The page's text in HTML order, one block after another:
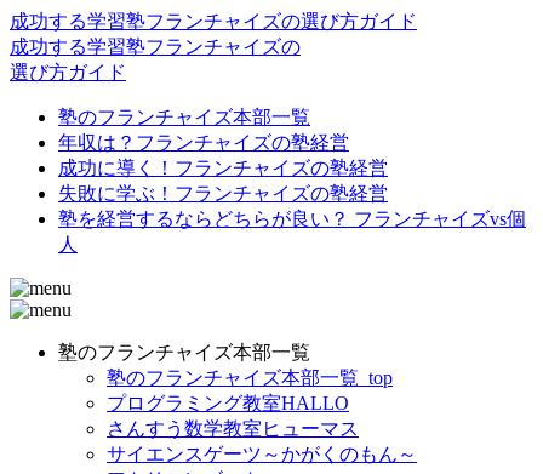
成功する学習塾フランチャイズの選び方ガイド
成功する学習塾フランチャイズの
選び方ガイド
塾のフランチャイズ本部一覧
年収は？フランチャイズの塾経営
成功に導く！フランチャイズの塾経営
失敗に学ぶ！フランチャイズの塾経営
塾を経営するならどちらが良い？ フランチャイズvs個
人
塾のフランチャイズ本部一覧
塾のフランチャイズ本部一覧_top
プログラミング教室HALLO
さんすう数学教室ヒューマス
サイエンスゲーツ～かがくのもん～